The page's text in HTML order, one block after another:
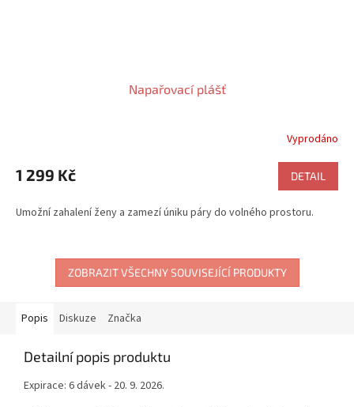
Napařovací plášť
Vyprodáno
1 299 Kč DETAIL
Umožní zahalení ženy a zamezí úniku páry do volného prostoru.
ZOBRAZIT VŠECHNY SOUVISEJÍCÍ PRODUKTY
Popis Diskuze Značka
Detailní popis produktu
Expirace: 6 dávek - 20. 9. 2026.